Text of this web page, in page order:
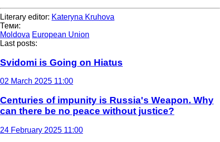
Literary editor: Kateryna Kruhova
Теми:
Moldova European Union
Last posts:
Svidomi is Going on Hiatus
02 March 2025 11:00
Centuries of impunity is Russia's Weapon. Why
can there be no peace without justice?
24 February 2025 11:00